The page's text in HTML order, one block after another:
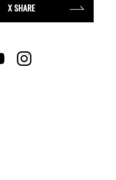
X SHARE